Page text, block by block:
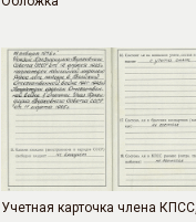
Учетная карточка члена КПСС,